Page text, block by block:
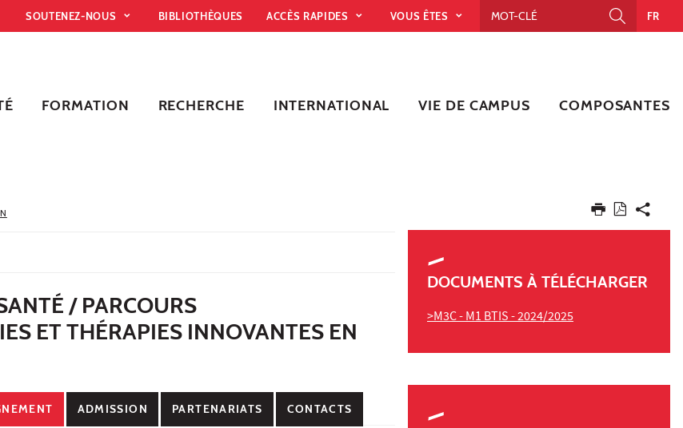
SOUTENEZ-NOUS BIBLIOTHÈQUES ACCÈS RAPIDES VOUS ÊTES FR
FORMATION RECHERCHE INTERNATIONAL VIE DE CAMPUS COMPOSANTES
/ PARCOURS
ET THÉRAPIES INNOVANTES EN
ADMISSION PARTENARIATS CONTACTS
DOCUMENTS À TÉLÉCHARGER
>M3C - M1 BTIS - 2024/2025